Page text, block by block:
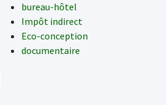
bureau-hôtel
Impôt indirect
Eco-conception
documentaire